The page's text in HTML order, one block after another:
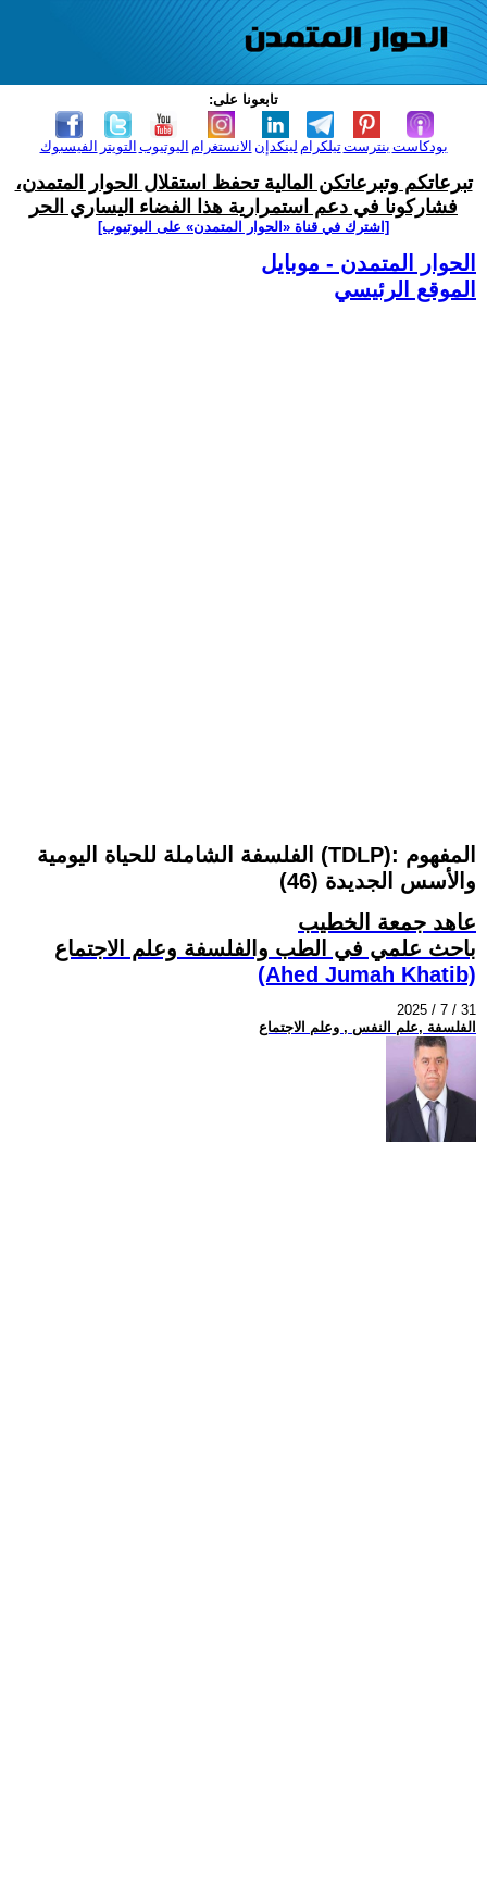
تابعونا على:
الفيسبوك التويتر اليوتيوب الانستغرام لينكدإن تيلكرامبنترست بودكاست
تبرعاتكم وتبرعاتكن المالية تحفظ استقلال الحوار المتمدن،
فشاركونا في دعم استمرارية هذا الفضاء اليساري الحر
[اشترك في قناة ‫«الحوار المتمدن» على اليوتيوب]
الحوار المتمدن - موبايل
الموقع الرئيسي
الفلسفة الشاملة للحياة اليومية (TDLP): المفهوم
والأسس الجديدة (46)
عاهد جمعة الخطيب
باحث علمي في الطب والفلسفة وعلم الاجتماع
(Ahed Jumah Khatib)
2025 / 7 / 31
الفلسفة ,علم النفس , وعلم الاجتماع